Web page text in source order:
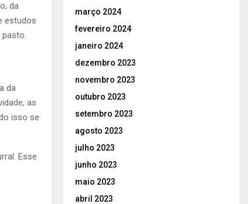
da
estudos
da
as
isso se
Esse
março 2024
fevereiro 2024
janeiro 2024
dezembro 2023
novembro 2023
outubro 2023
setembro 2023
agosto 2023
julho 2023
junho 2023
maio 2023
abril 2023